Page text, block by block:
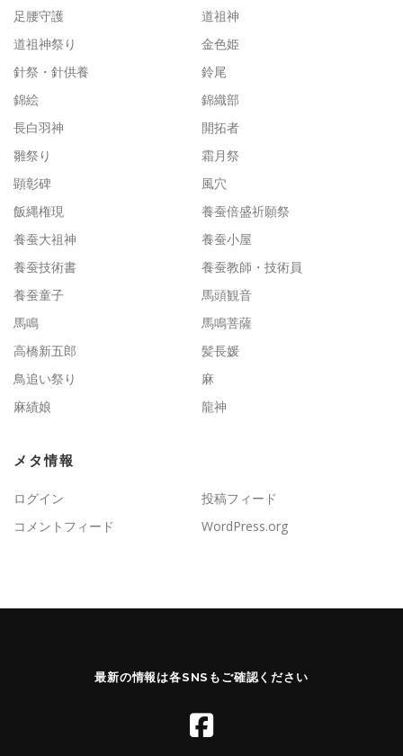
足腰守護
道祖神
道祖神祭り
金色姫
針祭・針供養
鈴尾
錦絵
錦織部
長白羽神
開拓者
雛祭り
霜月祭
顕彰碑
風穴
飯縄権現
養蚕倍盛祈願祭
養蚕大祖神
養蚕小屋
養蚕技術書
養蚕教師・技術員
養蚕童子
馬頭観音
馬鳴
馬鳴菩薩
高橋新五郎
髪長媛
鳥追い祭り
麻
麻績娘
龍神
メタ情報
ログイン
投稿フィード
コメントフィード
WordPress.org
最新の情報は各SNSもご確認ください